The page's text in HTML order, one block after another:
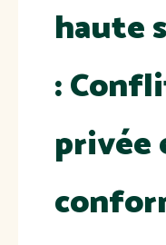
haute
:
privée